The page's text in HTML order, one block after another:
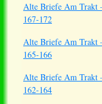
Alte Briefe Am Trakt
167-172
Alte Briefe Am Trakt
165-166
Alte Briefe Am Trakt
162-164